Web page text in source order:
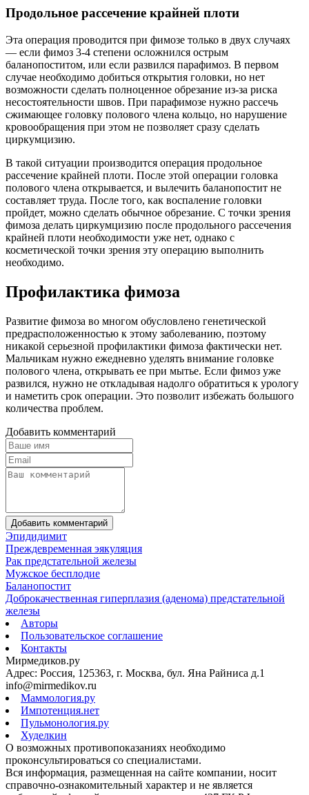
Продольное рассечение крайней плоти
Эта операция проводится при фимозе только в двух случаях
— если фимоз 3-4 степени осложнился острым
баланопоститом, или если развился парафимоз. В первом
случае необходимо добиться открытия головки, но нет
возможности сделать полноценное обрезание из-за риска
несостоятельности швов. При парафимозе нужно рассечь
сжимающее головку полового члена кольцо, но нарушение
кровообращения при этом не позволяет сразу сделать
циркумцизию.
В такой ситуации производится операция продольное
рассечение крайней плоти. После этой операции головка
полового члена открывается, и вылечить баланопостит не
составляет труда. После того, как воспаление головки
пройдет, можно сделать обычное обрезание. С точки зрения
фимоза делать циркумцизию после продольного рассечения
крайней плоти необходимости уже нет, однако с
косметической точки зрения эту операцию выполнить
необходимо.
Профилактика фимоза
Развитие фимоза во многом обусловлено генетической
предрасположенностью к этому заболеванию, поэтому
никакой серьезной профилактики фимоза фактически нет.
Мальчикам нужно ежедневно уделять внимание головке
полового члена, открывать ее при мытье. Если фимоз уже
развился, нужно не откладывая надолго обратиться к урологу
и наметить срок операции. Это позволит избежать большого
количества проблем.
Добавить комментарий
Добавить комментарий
Эпидидимит
Преждевременная эякуляция
Рак предстательной железы
Мужское бесплодие
Баланопостит
Доброкачественная гиперплазия (аденома) предстательной
железы
Авторы
Пользовательское соглашение
Контакты
Мирмедиков.ру
Адрес: Россия, 125363, г. Москва, бул. Яна Райниса д.1
info@mirmedikov.ru
Маммология.ру
Импотенция.нет
Пульмонология.ру
Худелкин
О возможных противопоказаниях необходимо
проконсультироваться со специалистами.
Вся информация, размещенная на сайте компании, носит
справочно-ознакомительный характер и не является